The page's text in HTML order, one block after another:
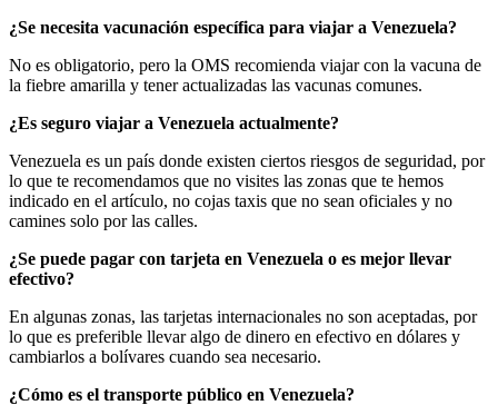
¿Se necesita vacunación específica para viajar a Venezuela?
No es obligatorio, pero la OMS recomienda viajar con la vacuna de
la fiebre amarilla y tener actualizadas las vacunas comunes.
¿Es seguro viajar a Venezuela actualmente?
Venezuela es un país donde existen ciertos riesgos de seguridad, por
lo que te recomendamos que no visites las zonas que te hemos
indicado en el artículo, no cojas taxis que no sean oficiales y no
camines solo por las calles.
¿Se puede pagar con tarjeta en Venezuela o es mejor llevar
efectivo?
En algunas zonas, las tarjetas internacionales no son aceptadas, por
lo que es preferible llevar algo de dinero en efectivo en dólares y
cambiarlos a bolívares cuando sea necesario.
¿Cómo es el transporte público en Venezuela?